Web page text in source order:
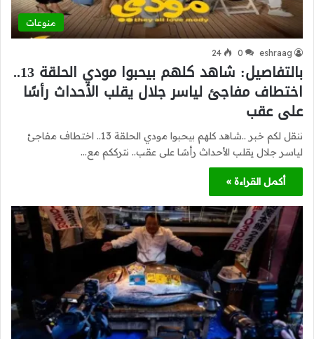
منوعات
eshraag
0
24
بالتفاصيل: شاهد كلهم بيحبوا مودي الحلقة 13..
اختطاف مفاجئ لياسر جلال يقلب الأحداث رأسًا
على عقب
ننقل لكم خبر ..شاهد كلهم بيحبوا مودي الحلقة 13.. اختطاف مفاجئ
لياسر جلال يقلب الأحداث رأسًا على عقب.. نترككم مع…
أكمل القراءة »